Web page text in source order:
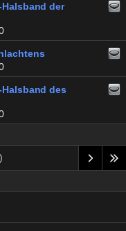
der
des